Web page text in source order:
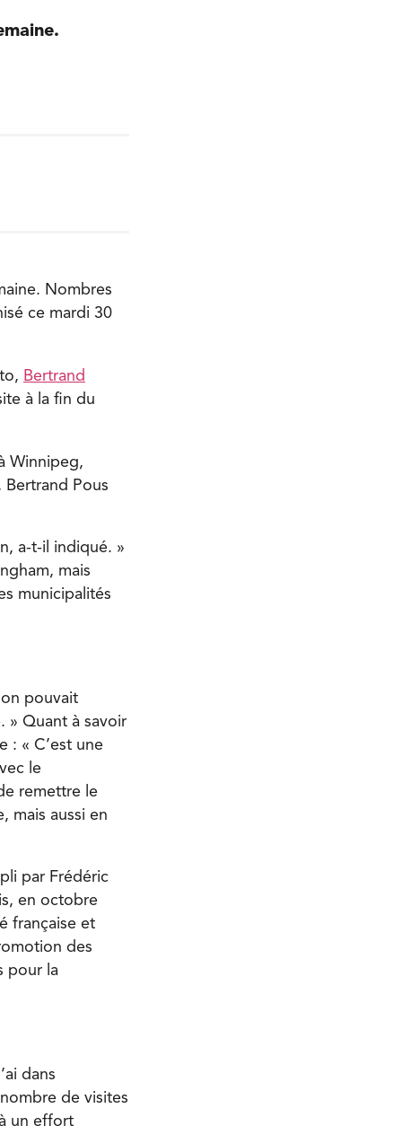
Nombres
ce mardi 30
Bertrand
à la fin du
Winnipeg,
Bertrand Pous
a-t-il indiqué. »
mais
municipalités
pouvait
» Quant à savoir
: « C’est une
le
remettre le
mais aussi en
par Frédéric
en octobre
française et
des
pour la
dans
de visites
un effort